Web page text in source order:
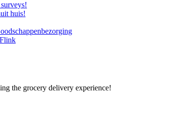
huis!
the grocery delivery experience!